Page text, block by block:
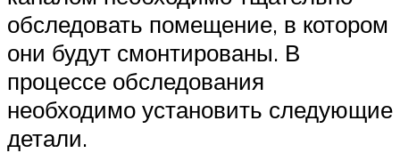
обследовать помещение, в котором
они будут смонтированы. В
процессе обследования
необходимо установить следующие
детали.